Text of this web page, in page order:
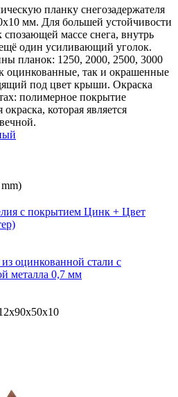
планку снегозадержателя
мм. Для большей устойчивости
спозающей массе снега, внутрь
ещё один усиливающий уголок.
планок: 1250, 2000, 2500, 3000
оцинкованные, так и окрашенные
под цвет крыши. Окраска
полимерное покрытие
которая является
с покрытием Цинк + Цвет
оцинкованной стали с
металла 0,7 мм